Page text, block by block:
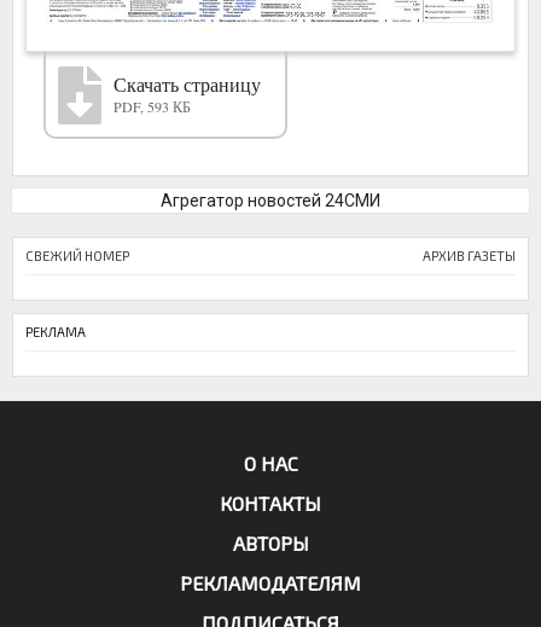
Скачать страницу
PDF, 593 КБ
Агрегатор новостей 24СМИ
СВЕЖИЙ НОМЕР АРХИВ ГАЗЕТЫ
РЕКЛАМА
О НАС
КОНТАКТЫ
АВТОРЫ
РЕКЛАМОДАТЕЛЯМ